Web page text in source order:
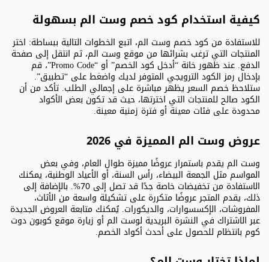
كيفية استخدام كود خصم وست الم بسهولة
للاستفادة من كود خصم وست الم، اتبع الخطوات التالية ببساطة: اختر
المنتجات التي ترغب بشرائها من موقع وست الم، ثم انتقل إلى صفحة
الدفع. عند ظهور خانة “أدخل كود الخصم” أو “Promo Code”، قم
بإدخال رمز الكود الترويجي المتوفر لديك واضغط على “تطبيق”.
ستلاحظ خصم السعر يظهر مباشرة على إجمالي الطلب. تأكد من أن
الكود صالح للمنتجات التي اخترتها، حيث قد تكون بعض الأكواد
محدودة على فئات معينة أو فترة زمنية معينة.
عروض وست الم المميزة في 2026
وست الم يقدم باستمرار عروضًا مميزة طوال العام، وفي بعض
المواسم مثل الجمعة البيضاء، رأس السنة، أو الأعياد الوطنية، يمكنك
الاستفادة من تخفيضات خاصة جدًا قد تصل إلى 70%. بالإضافة إلى
ذلك، يقدم المتجر عروضًا متكررة على تشكيلة واسعة من الأثاث،
المفروشات، الإكسسوارات، والديكورات. يُمكنك متابعة العروض الجديدة
عبر الاشتراك في النشرة البريدية لوست الم أو زيارة موقع كوبون دوت
كوم بانتظام للحصول على أحدث أكواد الخصم.